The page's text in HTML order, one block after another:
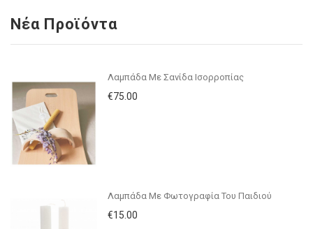
Νέα Προϊόντα
Λαμπάδα Με Σανίδα Ισορροπίας
€75.00
Λαμπάδα Με Φωτογραφία Του Παιδιού
€15.00